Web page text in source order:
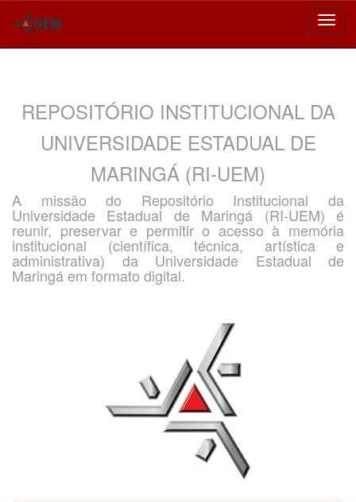
REPOSITÓRIO INSTITUCIONAL DA
UNIVERSIDADE ESTADUAL DE
MARINGÁ (RI-UEM)
A missão do Repositório Institucional da
Universidade Estadual de Maringá (RI-UEM) é
reunir, preservar e permitir o acesso à memória
institucional (científica, técnica, artística e
administrativa) da Universidade Estadual de
Maringá em formato digital.